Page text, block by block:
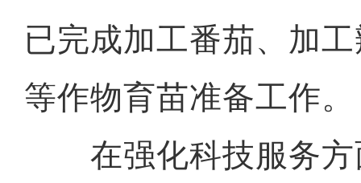
已完成加工番茄、加
等作物育苗准备工作。
在强化科技服务方